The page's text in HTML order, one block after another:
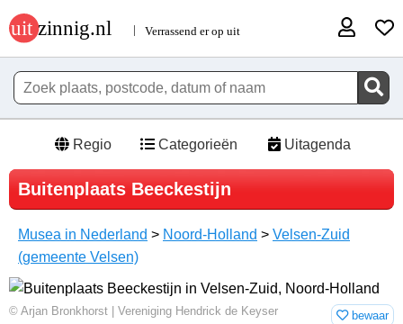
Regio Categorieën Uitagenda
Buitenplaats Beeckestijn
Musea in Nederland > Noord-Holland > Velsen-Zuid
(gemeente Velsen)
bewaar
© Arjan Bronkhorst | Vereniging Hendrick de Keyser